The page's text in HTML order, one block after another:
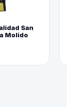
San
Molido